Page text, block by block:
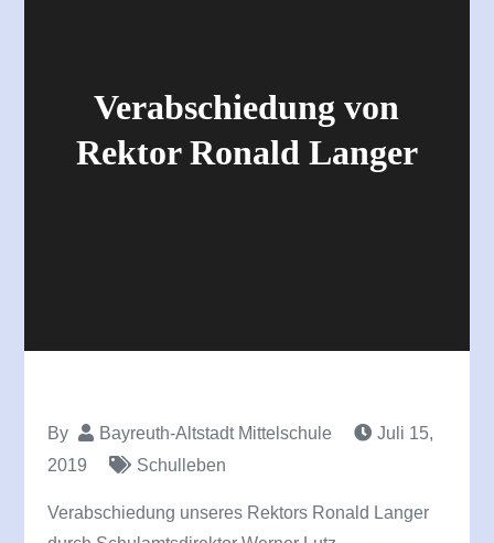
Verabschiedung von
Rektor Ronald Langer
By Bayreuth-Altstadt Mittelschule
Juli 15,
2019
Schulleben
Verabschiedung unseres Rektors Ronald Langer